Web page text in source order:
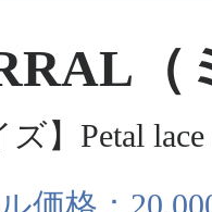
（
ズ】Petal